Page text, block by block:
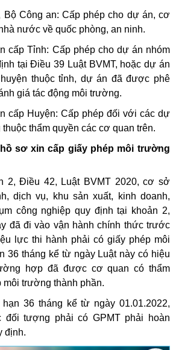
Bộ Công an: Cấp phép cho dự án, cơ
nước về quốc phòng, an ninh.
cấp Tỉnh: Cấp phép cho dự án nhóm
tại Điều 39 Luật BVMT, hoặc dự án
thuộc tỉnh, dự án đã được phê
giá tác động môi trường.
cấp Huyện: Cấp phép đối với các dự
thẩm quyền các cơ quan trên.
sơ xin cấp giấy phép môi trường
2, Điều 42, Luật BVMT 2020, cơ sở
dịch vụ, khu sản xuất, kinh doanh,
công nghiệp quy định tại khoản 2,
đã đi vào vận hành chính thức trước
lực thi hành phải có giấy phép môi
36 tháng kể từ ngày Luật này có hiệu
hợp đã được cơ quan có thẩm
môi trường thành phần.
36 tháng kể từ ngày 01.01.2022,
đối tượng phải có GPMT phải hoàn
định.